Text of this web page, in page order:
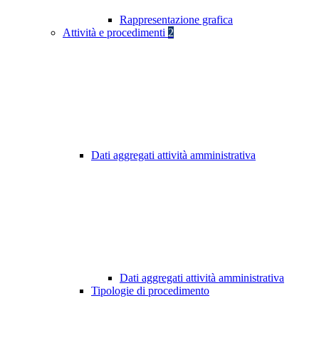
Rappresentazione grafica
Attività e procedimenti 2
Dati aggregati attività amministrativa
Dati aggregati attività amministrativa
Tipologie di procedimento